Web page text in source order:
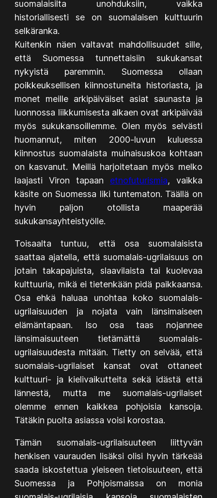
suomalaisilta unohduksiin, vaikka
historiallisesti se on suomalaisen kulttuurin
selkäranka.
Kuitenkin näen valtavat mahdollisuudet sille,
että Suomessa tunnettaisiin sukukansat
nykyistä paremmin. Suomessa ollaan
poikkeuksellisen kiinnostuneita historiasta, ja
monet meille arkipäiväiset asiat saunasta ja
luonnossa liikkumisesta alkaen ovat arkipäivää
myös sukukansoillemme. Olen myös selvästi
huomannut, miten 2000-luvun kuluessa
kiinnostus suomalaista muinaisuskoa kohtaan
on kasvanut. Meillä harjoitetaan myös melko
laajasti Viron tapaan etnofuturismia, vaikka
käsite on Suomessa liki tuntematon. Täällä on
hyvin paljon otollista maaperää
sukukansayhteistyölle.
Toisaalta tuntuu, että osa suomalaisista
saattaa ajatella, että suomalais-ugrilaisuus on
jotain takapajuista, slaavilaista tai kuolevaa
kulttuuria, mikä ei tietenkään pidä paikkaansa.
Osa ehkä haluaa unohtaa koko suomalais-
ugrilaisuuden ja nojata vain länsimaiseen
elämäntapaan. Iso osa taas nojannee
länsimaisuuteen tietämättä suomalais-
ugrilaisuudesta mitään. Tietty on selvää, että
suomalais-ugrilaiset kansat ovat ottaneet
kulttuuri- ja kielivaikutteita sekä idästä että
lännestä, mutta me suomalais-ugrilaiset
olemme ennen kaikkea pohjoisia kansoja.
Tätäkin puolta asiassa voisi korostaa.
Tämän suomalais-ugrilaisuuteen liittyvän
henkisen vaurauden lisäksi olisi hyvin tärkeää
saada iskostettua yleiseen tietoisuuteen, että
Suomessa ja Pohjoismaissa on monia